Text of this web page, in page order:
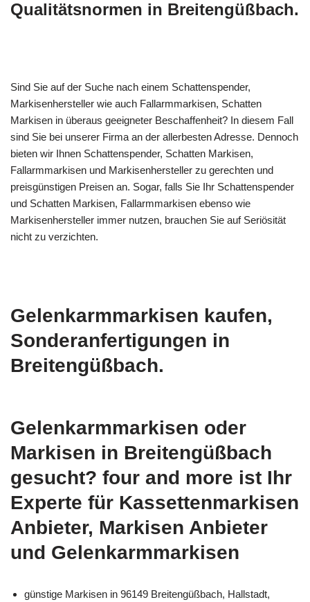
Qualitätsnormen in Breitengüßbach.
Sind Sie auf der Suche nach einem Schattenspender,
Markisenhersteller wie auch Fallarmmarkisen, Schatten
Markisen in überaus geeigneter Beschaffenheit? In diesem Fall
sind Sie bei unserer Firma an der allerbesten Adresse. Dennoch
bieten wir Ihnen Schattenspender, Schatten Markisen,
Fallarmmarkisen und Markisenhersteller zu gerechten und
preisgünstigen Preisen an. Sogar, falls Sie Ihr Schattenspender
und Schatten Markisen, Fallarmmarkisen ebenso wie
Markisenhersteller immer nutzen, brauchen Sie auf Seriösität
nicht zu verzichten.
Gelenkarmmarkisen kaufen,
Sonderanfertigungen in
Breitengüßbach.
Gelenkarmmarkisen oder
Markisen in Breitengüßbach
gesucht? four and more ist Ihr
Experte für Kassettenmarkisen
Anbieter, Markisen Anbieter
und Gelenkarmmarkisen
günstige Markisen in 96149 Breitengüßbach, Hallstadt,